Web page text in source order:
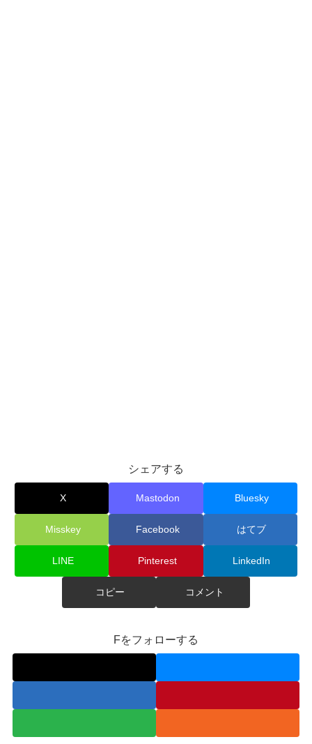
シェアする
X Mastodon Bluesky
Misskey Facebook はてブ
LINE Pinterest LinkedIn
コピー コメント
Fをフォローする